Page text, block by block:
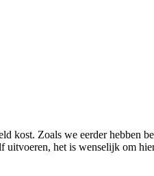
kost. Zoals we eerder hebben
uitvoeren, het is wenselijk om